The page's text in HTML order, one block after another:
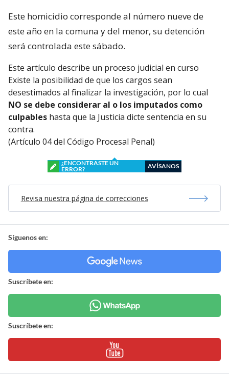
Este homicidio corresponde al número nueve de
este año en la comuna y del menor, su detención
será controlada este sábado.
Este artículo describe un proceso judicial en curso
Existe la posibilidad de que los cargos sean
desestimados al finalizar la investigación, por lo cual
NO se debe considerar al o los imputados como
culpables hasta que la Justicia dicte sentencia en su
contra.
(Artículo 04 del Código Procesal Penal)
¿ENCONTRASTE UN
ERROR?
AVÍSANOS
Revisa nuestra página de correcciones
Síguenos en:
Suscríbete en:
Suscríbete en: